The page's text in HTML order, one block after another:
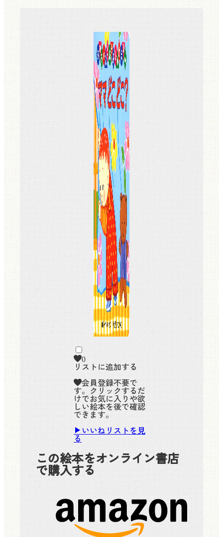
0
リストに追加する
会員登録不要で
す。クリックするだ
けでお気に入りや欲
しい絵本を後で確認
できます。
いいねリストを見
る
この絵本をオンライン書店
で購入する